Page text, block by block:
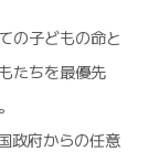
の子どもの命と
たちを最優先
政府からの任意